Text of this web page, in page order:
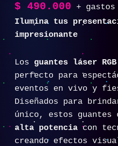
$ 490.000
+
Ilumina tus
impresionante
Los guantes láser RGB
perfecto para
eventos en vivo y
Diseñados para
único, estos guantes
alta potencia con
creando efectos